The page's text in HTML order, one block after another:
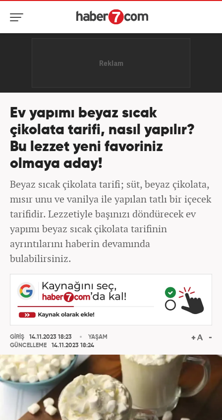
Ev yapımı beyaz sıcak
çikolata tarifi, nasıl yapılır?
Bu lezzet yeni favoriniz
olmaya aday!
Beyaz sıcak çikolata tarifi; süt, beyaz çikolata,
mısır unu ve vanilya ile yapılan tatlı bir içecek
tarifidir. Lezzetiyle başınızı döndürecek ev
yapımı beyaz sıcak çikolata tarifinin
ayrıntılarını haberin devamında
bulabilirsiniz.
GİRİŞ
14.11.2023 18:23
GÜNCELLEME
14.11.2023 18:24
YAŞAM